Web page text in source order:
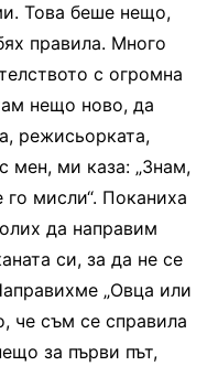
Това беше нещо,
правила. Много
с огромна
нещо ново, да
режисьорката,
мен, ми каза: „Знам,
мисли“. Поканиха
да направим
си, за да не се
„Овца или
че съм се справила
за първи път,